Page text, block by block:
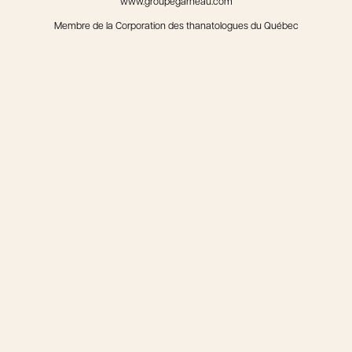
www.groupegarneau.com
Membre de la Corporation des thanatologues du Québec